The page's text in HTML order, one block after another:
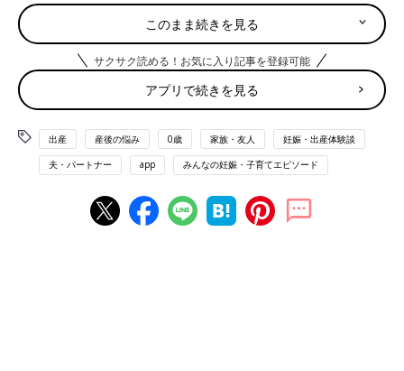
「ガルガル期」とは、出産後に女性が攻撃的になったり、感情の
起伏が激しくなったりする状態のことを指す俗語です。動物の母
親が子どもを守るために「ガルガル」と威嚇したり、攻撃的にな
ることから、この言葉が誕生したようです。
アンケートによると最多は「あった」で52.8％、続いて「わから
ない」の24.4％となりました。
実はガルガル期は「自分では気が付かなかったけれど、あとから
家族に言われた」「今から思えばそうだったかも」ということが
「なかった」と、断言したママは21.8％でした。
このまま続きを見る
サクサク読める！お気に入り記事を登録可能
アプリで続きを見る
出産 産後の悩み 0歳 家族・友人 妊娠・出産体験談
夫・パートナー app みんなの妊娠・子育てエピソード